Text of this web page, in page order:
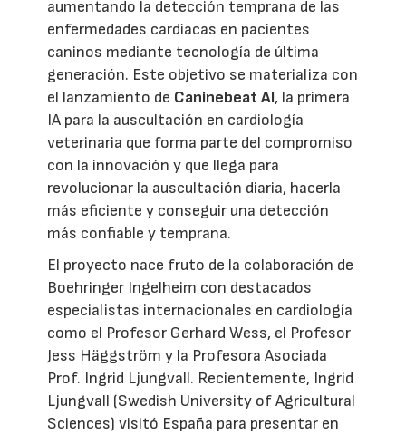
aumentando la detección temprana de las
enfermedades cardíacas en pacientes
caninos mediante tecnología de última
generación. Este objetivo se materializa con
el lanzamiento de Caninebeat AI, la primera
IA para la auscultación en cardiología
veterinaria que forma parte del compromiso
con la innovación y que llega para
revolucionar la auscultación diaria, hacerla
más eficiente y conseguir una detección
más confiable y temprana.
El proyecto nace fruto de la colaboración de
Boehringer Ingelheim con destacados
especialistas internacionales en cardiología
como el Profesor Gerhard Wess, el Profesor
Jess Häggström y la Profesora Asociada
Prof. Ingrid Ljungvall. Recientemente, Ingrid
Ljungvall (Swedish University of Agricultural
Sciences) visitó España para presentar en